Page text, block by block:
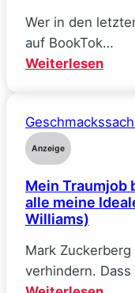
Wer in den
auf BookTok…
Weiterlesen:
–
(Elle
Anzeige
Mein Traumjob
alle meine
Williams)
Mark
verhindern.